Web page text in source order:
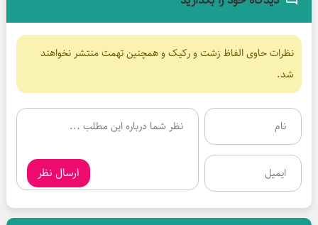
نظرات حاوی الفاظ زشت و رکیک و همچنین تهمت منتشر نخواهند
شد.
ارسال نظر